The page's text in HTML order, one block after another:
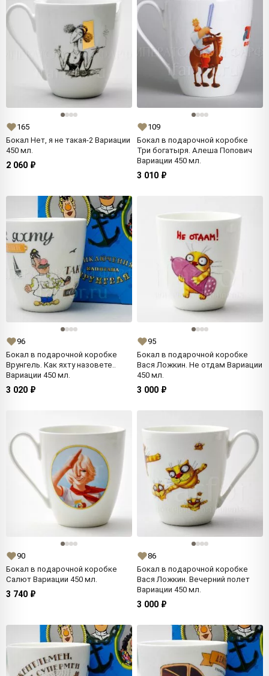
165
Бокал Нет, я не такая-2 Вариации
450 мл.
2 060 ₽
109
Бокал в подарочной коробке
Три богатыря. Алеша Попович
Вариации 450 мл.
3 010 ₽
96
Бокал в подарочной коробке
Врунгель. Как яхту назовете..
Вариации 450 мл.
3 020 ₽
95
Бокал в подарочной коробке
Вася Ложкин. Не отдам Вариации
450 мл.
3 000 ₽
90
Бокал в подарочной коробке
Салют Вариации 450 мл.
3 740 ₽
86
Бокал в подарочной коробке
Вася Ложкин. Вечерний полет
Вариации 450 мл.
3 000 ₽